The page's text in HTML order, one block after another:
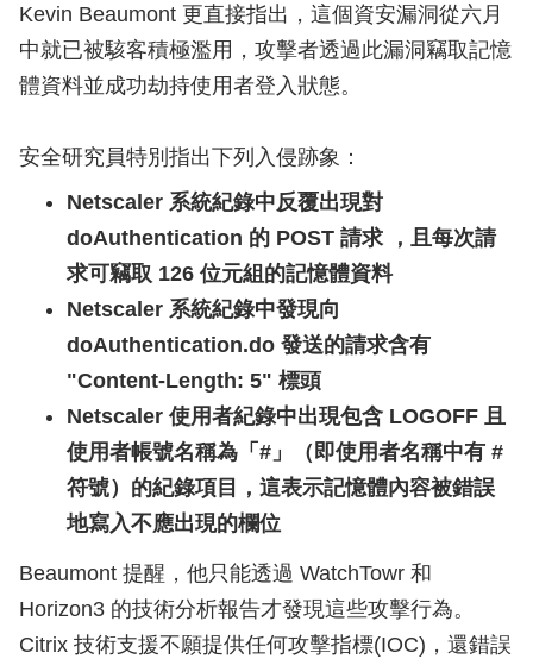
Kevin Beaumont 更直接指出，這個資安漏洞從六月
中就已被駭客積極濫用，攻擊者透過此漏洞竊取記憶
體資料並成功劫持使用者登入狀態。
安全研究員特別指出下列入侵跡象：
Netscaler 系統紀錄中反覆出現對
doAuthentication 的 POST 請求 ，且每次請
求可竊取 126 位元組的記憶體資料
Netscaler 系統紀錄中發現向
doAuthentication.do 發送的請求含有
"Content-Length: 5" 標頭
Netscaler 使用者紀錄中出現包含 LOGOFF 且
使用者帳號名稱為「#」（即使用者名稱中有 #
符號）的紀錄項目，這表示記憶體內容被錯誤
地寫入不應出現的欄位
Beaumont 提醒，他只能透過 WatchTowr 和
Horizon3 的技術分析報告才發現這些攻擊行為。
Citrix 技術支援不願提供任何攻擊指標(IOC)，還錯誤